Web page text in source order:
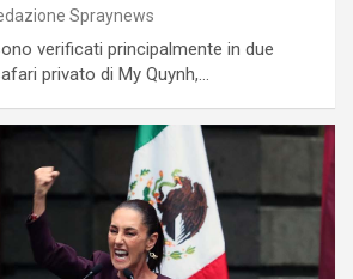
Spraynews
verificati principalmente in due
privato di My Quynh,…